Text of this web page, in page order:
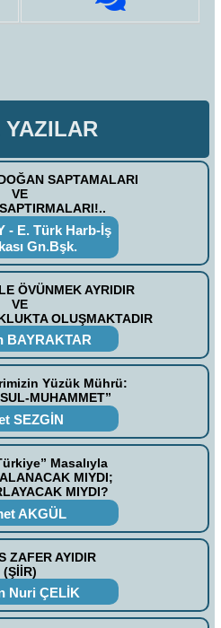
YAZILAR
SAPTAMALARI
VE
- E. Türk Harb-İş
Gn.Bşk.
ÖVÜNMEK AYRIDIR
VE
OLUŞMAKTADIR
BAYRAKTAR
Yüzük Mührü:
MUHAMMET”
SEZGİN
Masalıyla
MIYDI;
MIYDI?
AKGÜL
ZAFER AYIDIR
(ŞİİR)
Nuri ÇELİK